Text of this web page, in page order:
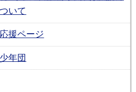
いて
援ページ
年団